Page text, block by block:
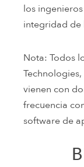
los
integridad de
Nota: Todos
vienen con
frecuencia
software de